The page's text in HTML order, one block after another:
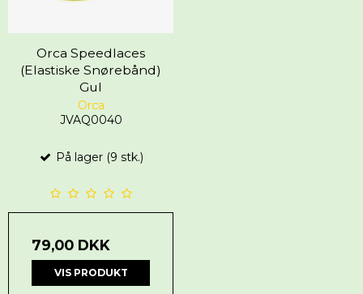
Orca Speedlaces
(Elastiske Snørebånd)
Gul
Orca
JVAQ0040
På lager (9 stk.)
79,00 DKK
VIS PRODUKT